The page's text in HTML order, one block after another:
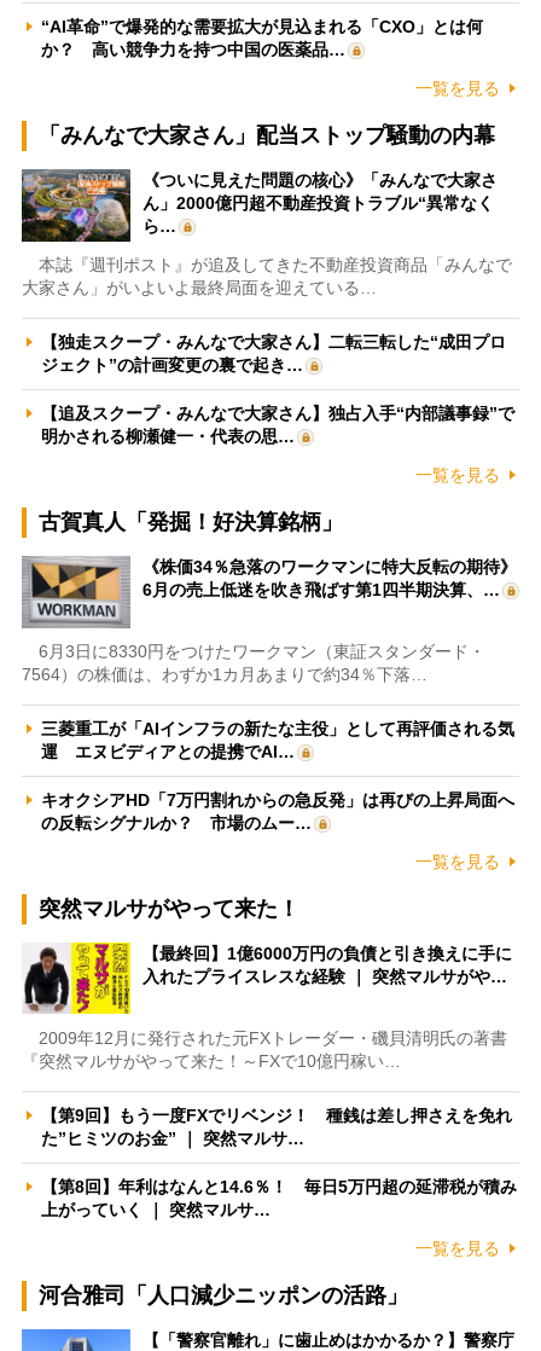
“AI革命”で爆発的な需要拡大が見込まれる「CXO」とは何
か？ 高い競争力を持つ中国の医薬品…
一覧を見る
「みんなで大家さん」配当ストップ騒動の内幕
《ついに見えた問題の核心》「みんなで大家さ
ん」2000億円超不動産投資トラブル“異常なく
ら…
本誌『週刊ポスト』が追及してきた不動産投資商品「みんなで
大家さん」がいよいよ最終局面を迎えている…
【独走スクープ・みんなで大家さん】二転三転した“成田プロ
ジェクト”の計画変更の裏で起き…
【追及スクープ・みんなで大家さん】独占入手“内部議事録”で
明かされる柳瀬健一・代表の思…
一覧を見る
古賀真人「発掘！好決算銘柄」
《株価34％急落のワークマンに特大反転の期待》
6月の売上低迷を吹き飛ばす第1四半期決算、…
6月3日に8330円をつけたワークマン（東証スタンダード・
7564）の株価は、わずか1カ月あまりで約34％下落…
三菱重工が「AIインフラの新たな主役」として再評価される気
運 エヌビディアとの提携でAI…
キオクシアHD「7万円割れからの急反発」は再びの上昇局面へ
の反転シグナルか？ 市場のムー…
一覧を見る
突然マルサがやって来た！
【最終回】1億6000万円の負債と引き換えに手に
入れたプライスレスな経験 ｜ 突然マルサがや…
2009年12月に発行された元FXトレーダー・磯貝清明氏の著書
『突然マルサがやって来た！～FXで10億円稼い…
【第9回】もう一度FXでリベンジ！ 種銭は差し押さえを免れ
た”ヒミツのお金” ｜ 突然マルサ…
【第8回】年利はなんと14.6％！ 毎日5万円超の延滞税が積み
上がっていく ｜ 突然マルサ…
一覧を見る
河合雅司「人口減少ニッポンの活路」
【「警察官離れ」に歯止めはかかるか？】警察庁